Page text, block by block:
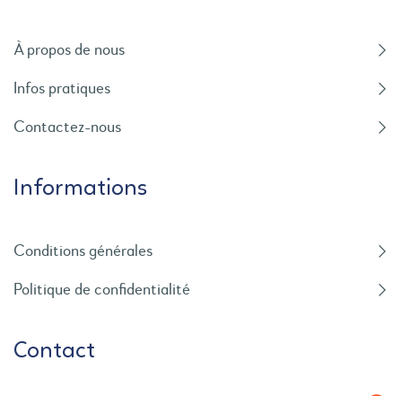
À propos de nous
Infos pratiques
Contactez-nous
Informations
Conditions générales
Politique de confidentialité
Contact